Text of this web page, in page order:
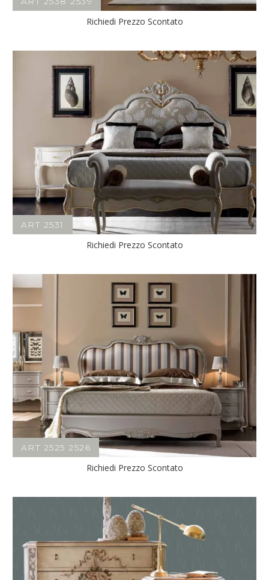
Richiedi Prezzo Scontato
ART 2531
Richiedi Prezzo Scontato
ART 2525 2526
Richiedi Prezzo Scontato